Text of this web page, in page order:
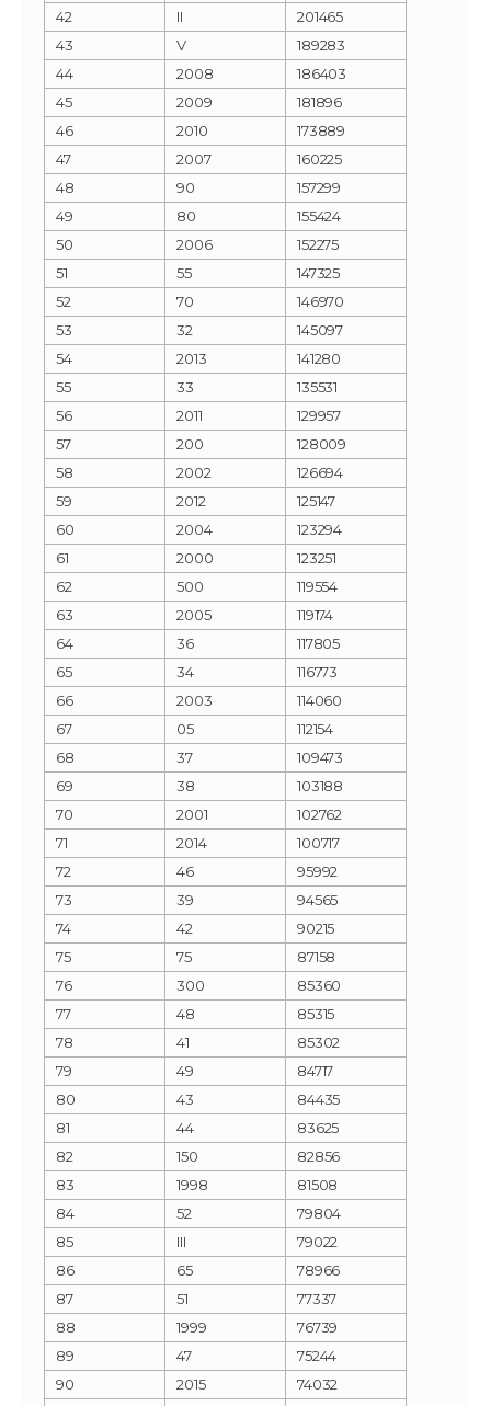
42
II
201465
43
V
189283
44
2008
186403
45
2009
181896
46
2010
173889
47
2007
160225
48
90
157299
49
80
155424
50
2006
152275
51
55
147325
52
70
146970
53
32
145097
54
2013
141280
55
33
135531
56
2011
129957
57
200
128009
58
2002
126694
59
2012
125147
60
2004
123294
61
2000
123251
62
500
119554
63
2005
119174
64
36
117805
65
34
116773
66
2003
114060
67
05
112154
68
37
109473
69
38
103188
70
2001
102762
71
2014
100717
72
46
95992
73
39
94565
74
42
90215
75
75
87158
76
300
85360
77
48
85315
78
41
85302
79
49
84717
80
43
84435
81
44
83625
82
150
82856
83
1998
81508
84
52
79804
85
III
79022
86
65
78966
87
51
77337
88
1999
76739
89
47
75244
90
2015
74032